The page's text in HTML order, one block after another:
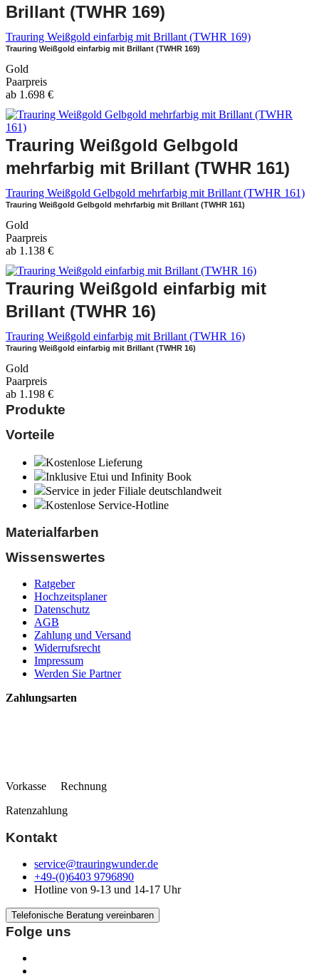
Brillant (TWHR 169)
Trauring Weißgold einfarbig mit Brillant (TWHR 169)
Trauring Weißgold einfarbig mit Brillant (TWHR 169)
Gold
Paarpreis
ab 1.698 €
Trauring Weißgold Gelbgold
mehrfarbig mit Brillant (TWHR 161)
Trauring Weißgold Gelbgold mehrfarbig mit Brillant (TWHR 161)
Trauring Weißgold Gelbgold mehrfarbig mit Brillant (TWHR 161)
Gold
Paarpreis
ab 1.138 €
Trauring Weißgold einfarbig mit
Brillant (TWHR 16)
Trauring Weißgold einfarbig mit Brillant (TWHR 16)
Trauring Weißgold einfarbig mit Brillant (TWHR 16)
Gold
Paarpreis
ab 1.198 €
Produkte
Vorteile
Kostenlose Lieferung
Inklusive Etui und Infinity Book
Service in jeder Filiale deutschlandweit
Kostenlose Service-Hotline
Materialfarben
Wissenswertes
Ratgeber
Hochzeitsplaner
Datenschutz
AGB
Zahlung und Versand
Widerrufsrecht
Impressum
Werden Sie Partner
Zahlungsarten
Vorkasse Rechnung
Ratenzahlung
Kontakt
service@trauringwunder.de
+49-(0)6403 9796890
Hotline von 9-13 und 14-17 Uhr
Telefonische Beratung vereinbaren
Folge uns